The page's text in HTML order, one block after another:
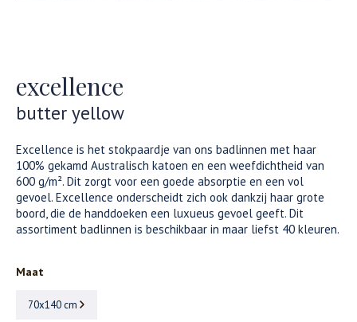
excellence
butter yellow
Excellence is het stokpaardje van ons badlinnen met haar
100% gekamd Australisch katoen en een weefdichtheid van
600 g/m². Dit zorgt voor een goede absorptie en een vol
gevoel. Excellence onderscheidt zich ook dankzij haar grote
boord, die de handdoeken een luxueus gevoel geeft. Dit
assortiment badlinnen is beschikbaar in maar liefst 40 kleuren.
Maat
70x140 cm